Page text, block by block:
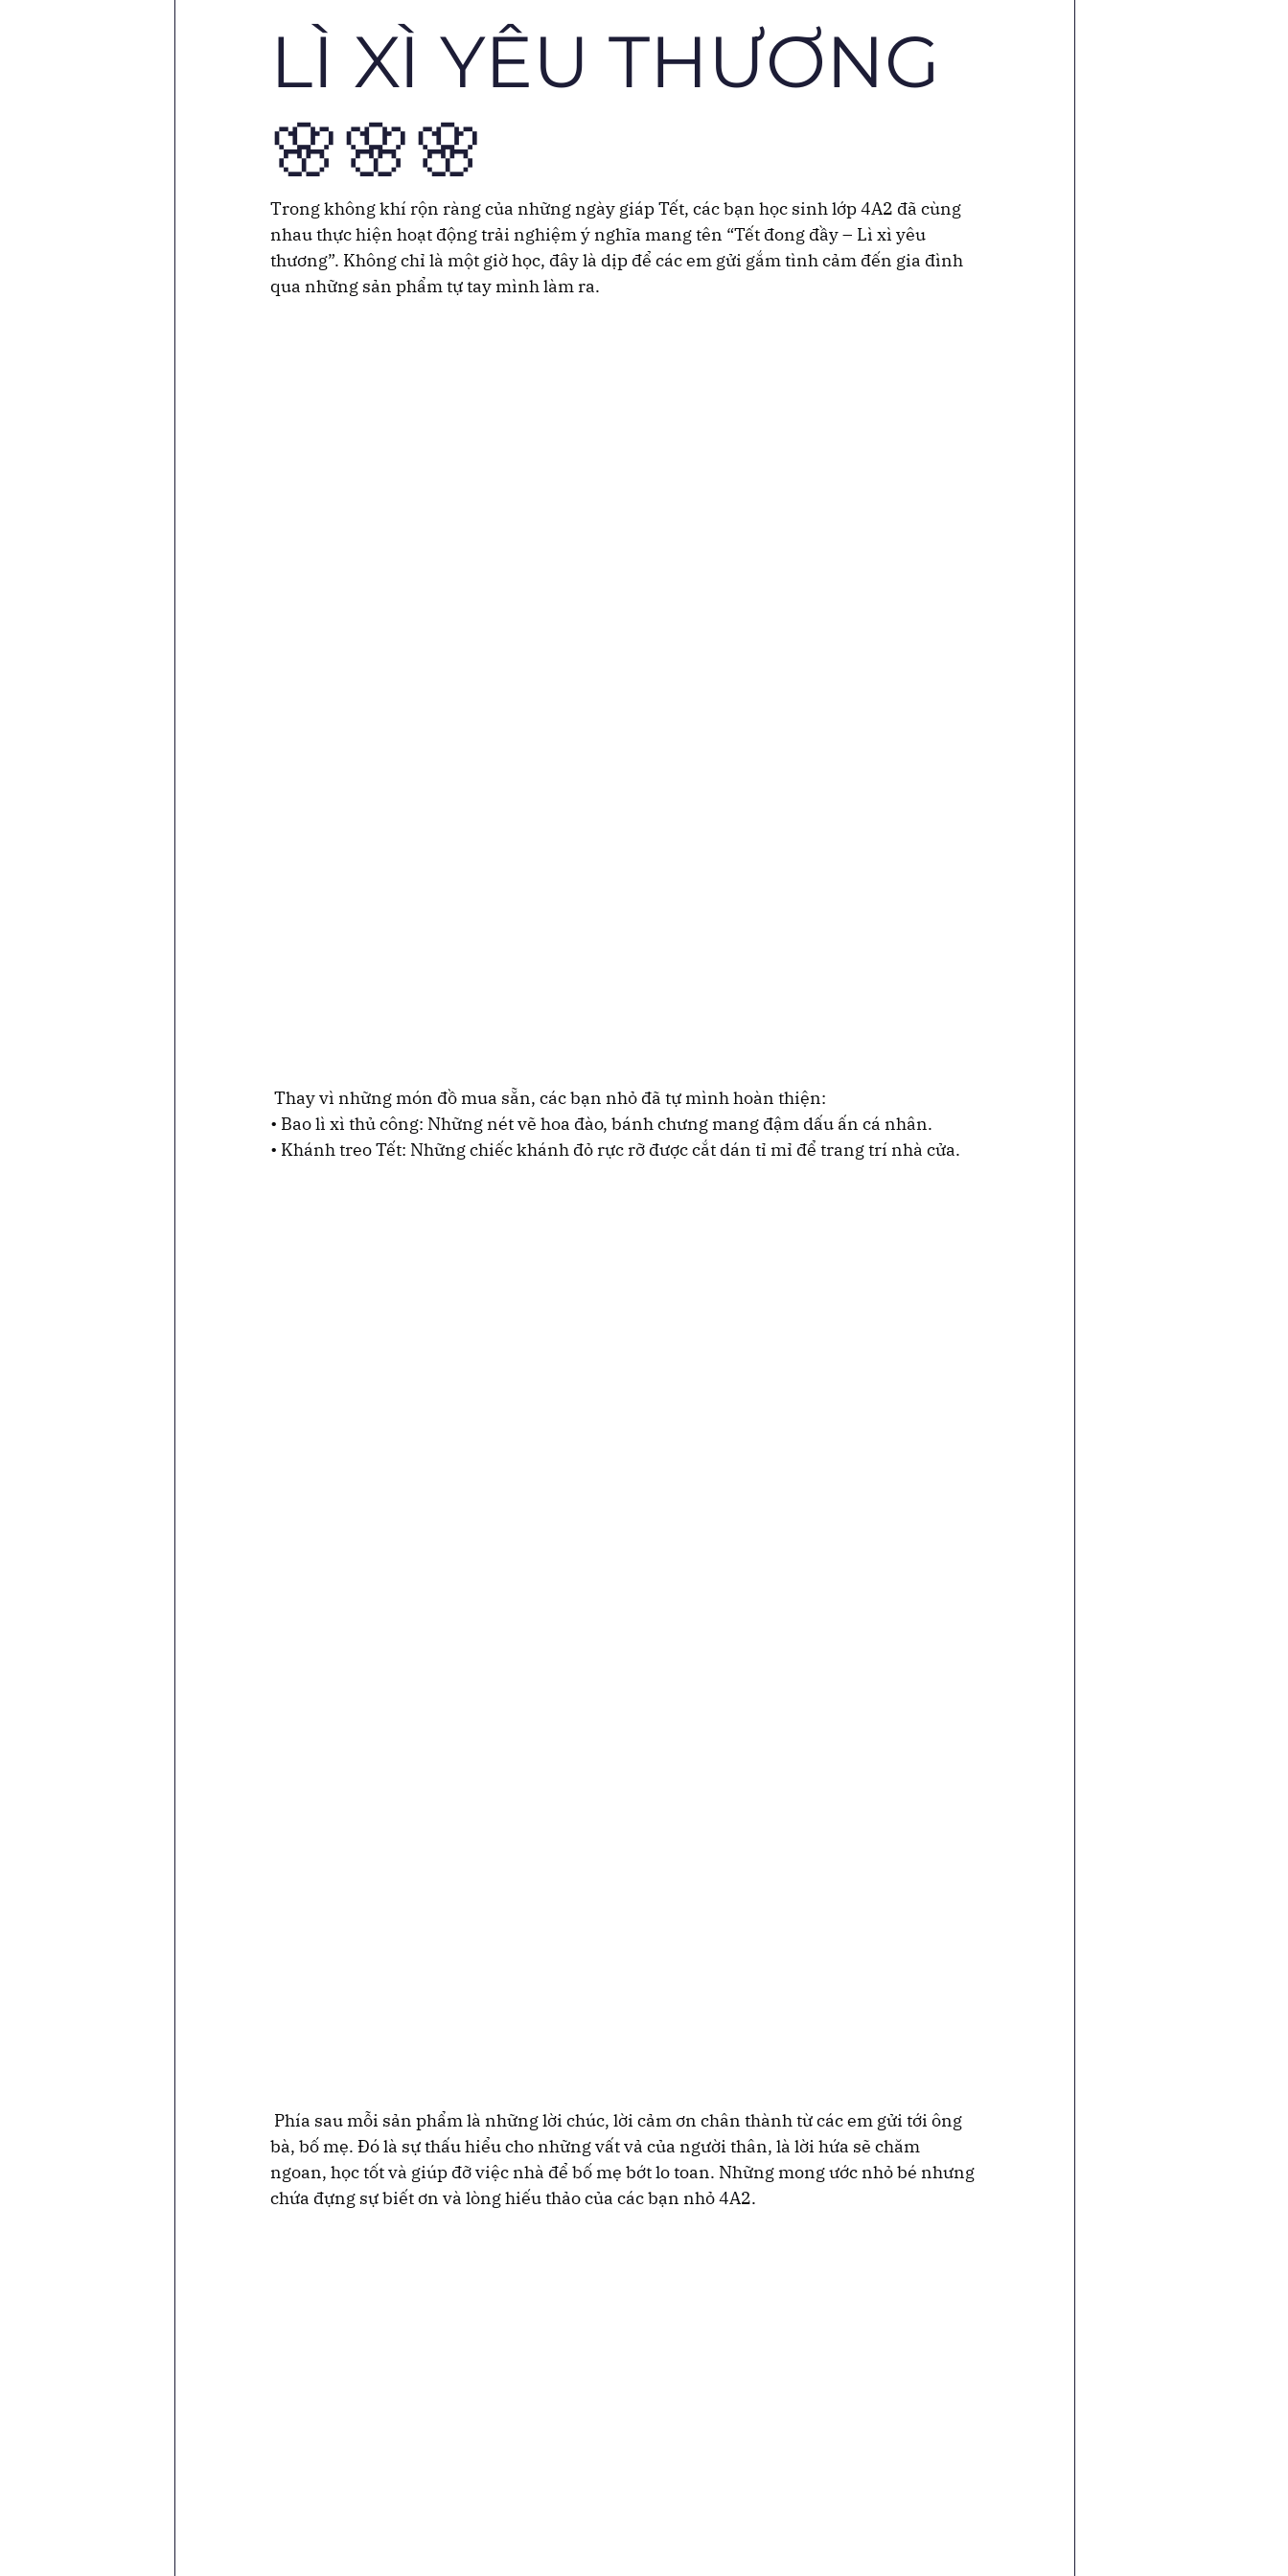
LÌ XÌ YÊU THƯƠNG
🌸🌸🌸
Trong không khí rộn ràng của những ngày giáp Tết, các bạn học sinh lớp 4A2 đã cùng
nhau thực hiện hoạt động trải nghiệm ý nghĩa mang tên “Tết đong đầy – Lì xì yêu
thương”. Không chỉ là một giờ học, đây là dịp để các em gửi gắm tình cảm đến gia đình
qua những sản phẩm tự tay mình làm ra.
Thay vì những món đồ mua sẵn, các bạn nhỏ đã tự mình hoàn thiện:
• Bao lì xì thủ công: Những nét vẽ hoa đào, bánh chưng mang đậm dấu ấn cá nhân.
• Khánh treo Tết: Những chiếc khánh đỏ rực rỡ được cắt dán tỉ mỉ để trang trí nhà cửa.
Phía sau mỗi sản phẩm là những lời chúc, lời cảm ơn chân thành từ các em gửi tới ông
bà, bố mẹ. Đó là sự thấu hiểu cho những vất vả của người thân, là lời hứa sẽ chăm
ngoan, học tốt và giúp đỡ việc nhà để bố mẹ bớt lo toan. Những mong ước nhỏ bé nhưng
chứa đựng sự biết ơn và lòng hiếu thảo của các bạn nhỏ 4A2.